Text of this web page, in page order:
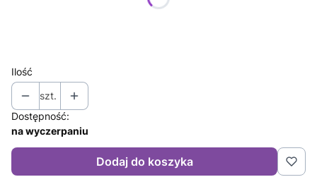
Ilość
szt.
Dostępność:
na wyczerpaniu
Dodaj do koszyka